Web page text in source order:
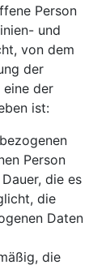
Person
und
von dem
der
eine der
ist:
Person
die es
die
Daten
die